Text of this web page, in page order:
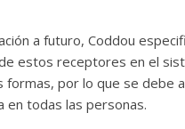
a futuro, Coddou
estos receptores en el
por lo que se debe
en todas las personas.